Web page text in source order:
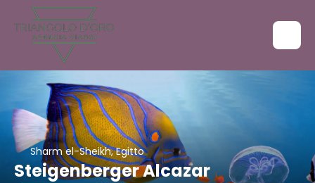
Sharm el-Sheikh, Egitto
Steigenberger Alcazar